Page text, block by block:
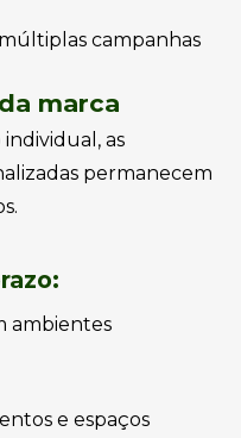
campanhas
marca
as
permanecem
ambientes
e espaços